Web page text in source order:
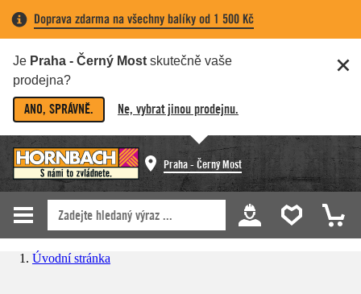
Doprava zdarma na všechny balíky od 1 500 Kč
Je Praha - Černý Most skutečně vaše
prodejna?
ANO, SPRÁVNĚ. Ne, vybrat jinou prodejnu.
Praha - Černý Most
Úvodní stránka